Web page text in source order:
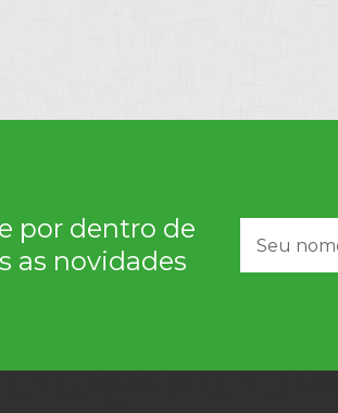
por dentro de
as novidades